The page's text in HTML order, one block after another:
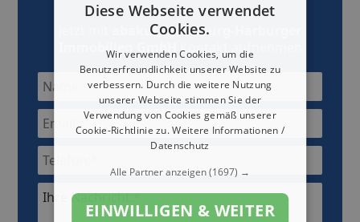
abakus - Hamburg-Harburger
Immobilien GmbH
Kontakt aufnehmen
Ihre Nachricht:*
Diese Webseite verwendet
Cookies.
Wir verwenden Cookies, um die
Benutzerfreundlichkeit unserer Website zu
verbessern. Durch die weitere Nutzung
unserer Webseite stimmen Sie der
Verwendung von Cookies gemäß unserer
Cookie-Richtlinie zu.Weitere Informationen /
Datenschutz
Alle Partner anzeigen(1697) →
EINWILLIGEN & WEITER